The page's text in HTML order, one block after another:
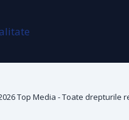
Top Media - Toate drepturile